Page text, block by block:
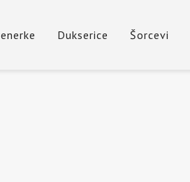
Dukserice Šorcevi